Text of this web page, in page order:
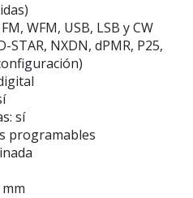
WFM, USB, LSB y CW
STAR, NXDN, dPMR, P25,
sí
programables